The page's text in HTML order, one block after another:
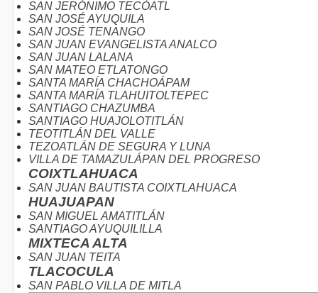
SAN JERÓNIMO TECÓATL
SAN JOSÉ AYUQUILA
SAN JOSÉ TENANGO
SAN JUAN EVANGELISTA ANALCO
SAN JUAN LALANA
SAN MATEO ETLATONGO
SANTA MARÍA CHACHOÁPAM
SANTA MARÍA TLAHUITOLTEPEC
SANTIAGO CHAZUMBA
SANTIAGO HUAJOLOTITLÁN
TEOTITLÁN DEL VALLE
TEZOATLÁN DE SEGURA Y LUNA
VILLA DE TAMAZULÁPAN DEL PROGRESO
COIXTLAHUACA
SAN JUAN BAUTISTA COIXTLAHUACA
HUAJUAPAN
SAN MIGUEL AMATITLÁN
SANTIAGO AYUQUILILLA
MIXTECA ALTA
SAN JUAN TEITA
TLACOCULA
SAN PABLO VILLA DE MITLA